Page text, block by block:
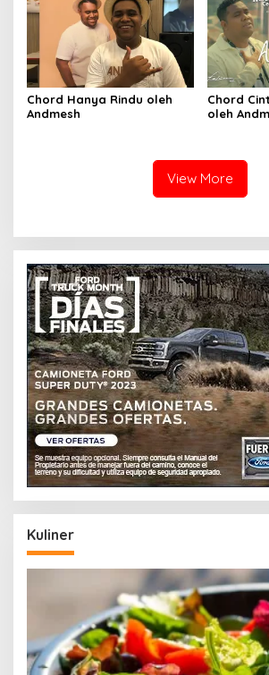
Chord Hanya Rindu oleh
Andmesh
Chord
oleh
View More
Kuliner